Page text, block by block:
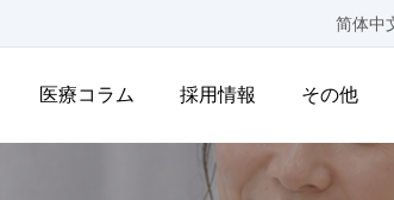
简体中
医療コラム 採用情報 その他